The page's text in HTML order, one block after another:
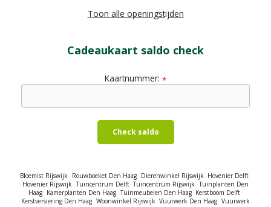
Toon alle openingstijden
Cadeaukaart saldo check
Kaartnummer: *
Check saldo
Bloemist Rijswijk Rouwboeket Den Haag Dierenwinkel Rijswijk Hovenier Delft
Hovenier Rijswijk Tuincentrum Delft Tuincentrum Rijswijk Tuinplanten Den
Haag Kamerplanten Den Haag Tuinmeubelen Den Haag Kerstboom Delft
Kerstversiering Den Haag Woonwinkel Rijswijk Vuurwerk Den Haag Vuurwerk